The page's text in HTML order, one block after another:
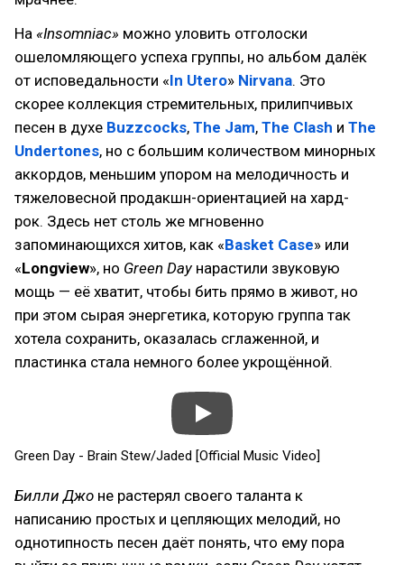
На «Insomniac» можно уловить отголоски
ошеломляющего успеха группы, но альбом далёк
от исповедальности «In Utero» Nirvana. Это
скорее коллекция стремительных, прилипчивых
песен в духе Buzzcocks, The Jam, The Clash и The
Undertones, но с большим количеством минорных
аккордов, меньшим упором на мелодичность и
тяжеловесной продакшн-ориентацией на хард-
рок. Здесь нет столь же мгновенно
запоминающихся хитов, как «Basket Case» или
«Longview», но Green Dayнарастили звуковую
мощь — её хватит, чтобы бить прямо в живот, но
при этом сырая энергетика, которую группа так
хотела сохранить, оказалась сглаженной, и
пластинка стала немного более укрощённой.
Green Day - Brain Stew/Jaded [Official Music Video]
Билли Джо не растерял своего таланта к
написанию простых и цепляющих мелодий, но
однотипность песен даёт понять, что ему пора